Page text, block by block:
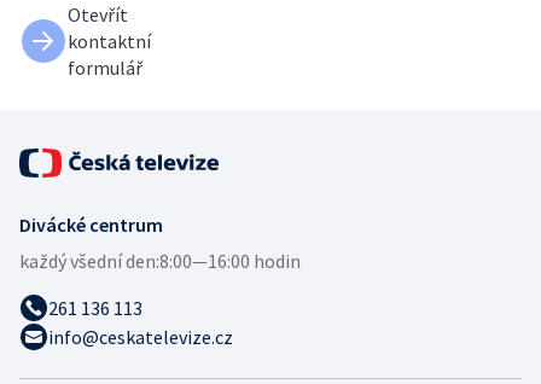
Otevřít
kontaktní
formulář
Divácké centrum
každý všední den:8:00—16:00 hodin
261 136 113
info@ceskatelevize.cz